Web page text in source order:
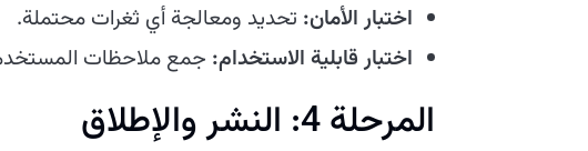
اختبار الأمان: تحديد ومعالجة أي ثغرات محتملة.
اختبار قابلية الاستخدام: جمع ملاحظات
المرحلة 4: النشر والإطلاق